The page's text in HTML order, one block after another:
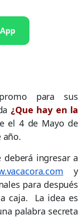
para sus
¿Que hay en la
el 4 de Mayo de
año.
ingresar a
y
para después
caja. La idea es
palabra secreta